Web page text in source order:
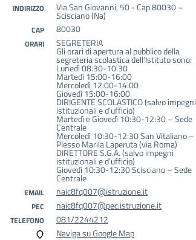
INDIRIZZO Via San Giovanni, 50 - Cap 80030 –
Scisciano (Na)
CAP 80030
ORARI SEGRETERIA
Gli orari di apertura al pubblico della
segreteria scolastica dell’Istituto sono:
Lunedì 08:30-10:30
Martedì 15:00-16:00
Mercoledì 12:00-14:00
Giovedì 15:00-16:00
DIRIGENTE SCOLASTICO (salvo impegni
istituzionali e d’ufficio)
Martedì e Giovedì 10:30-12:30 – Sede
Centrale
Mercoledì 10:30-12:30 San Vitaliano –
Plesso Marila Laperuta (via Roma)
DIRETTORE S.G.A. (salvo impegni
istituzionali e d’ufficio)
Giovedì 10:30-12:30 Scisciano – Sede
Centrale
EMAIL naic8fq007@istruzione.it
PEC naic8fq007@pec.istruzione.it
TELEFONO
081/2244212
Naviga su Google Map